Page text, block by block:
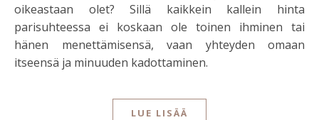
oikeastaan olet? Sillä kaikkein kallein hinta
parisuhteessa ei koskaan ole toinen ihminen tai
hänen menettämisensä, vaan yhteyden omaan
itseensä ja minuuden kadottaminen.
LUE LISÄÄ